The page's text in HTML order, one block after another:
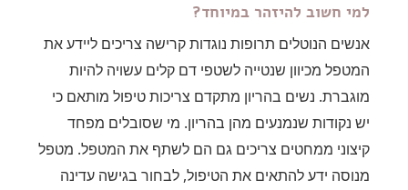
למי חשוב להיזהר במיוחד?
אנשים הנוטלים תרופות נוגדות קרישה צריכים ליידע את
המטפל מכיוון שנטייה לשטפי דם קלים עשויה להיות
מוגברת. נשים בהריון מתקדם צריכות טיפול מותאם כי
יש נקודות שנמנעים מהן בהריון. מי שסובלים מפחד
קיצוני ממחטים צריכים גם הם לשתף את המטפל. מטפל
מנוסה ידע להתאים את הטיפול, לבחור בגישה עדינה